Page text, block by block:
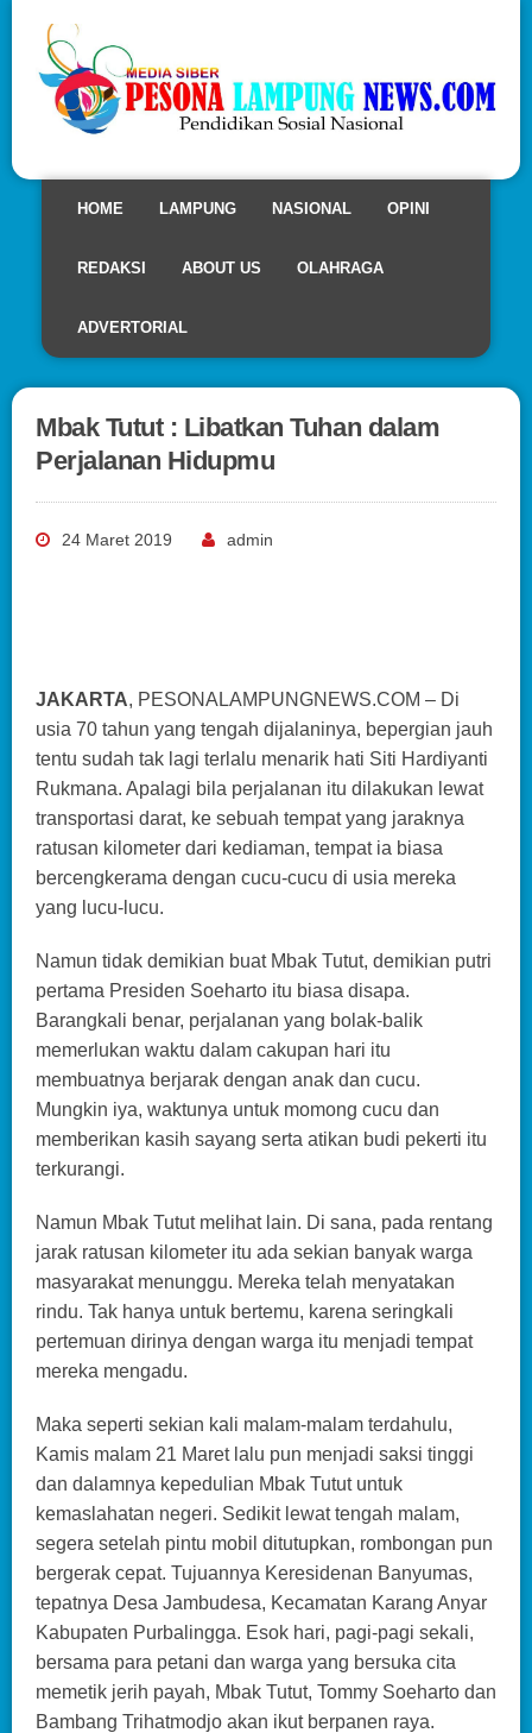
HOME LAMPUNG NASIONAL OPINI
REDAKSI ABOUT US OLAHRAGA
ADVERTORIAL
Mbak Tutut : Libatkan Tuhan dalam
Perjalanan Hidupmu
24 Maret 2019 admin
JAKARTA, PESONALAMPUNGNEWS.COM – Di
usia 70 tahun yang tengah dijalaninya, bepergian jauh
tentu sudah tak lagi terlalu menarik hati Siti Hardiyanti
Rukmana. Apalagi bila perjalanan itu dilakukan lewat
transportasi darat, ke sebuah tempat yang jaraknya
ratusan kilometer dari kediaman, tempat ia biasa
bercengkerama dengan cucu-cucu di usia mereka
yang lucu-lucu.
Namun tidak demikian buat Mbak Tutut, demikian putri
pertama Presiden Soeharto itu biasa disapa.
Barangkali benar, perjalanan yang bolak-balik
memerlukan waktu dalam cakupan hari itu
membuatnya berjarak dengan anak dan cucu.
Mungkin iya, waktunya untuk momong cucu dan
memberikan kasih sayang serta atikan budi pekerti itu
terkurangi.
Namun Mbak Tutut melihat lain. Di sana, pada rentang
jarak ratusan kilometer itu ada sekian banyak warga
masyarakat menunggu. Mereka telah menyatakan
rindu. Tak hanya untuk bertemu, karena seringkali
pertemuan dirinya dengan warga itu menjadi tempat
mereka mengadu.
Maka seperti sekian kali malam-malam terdahulu,
Kamis malam 21 Maret lalu pun menjadi saksi tinggi
dan dalamnya kepedulian Mbak Tutut untuk
kemaslahatan negeri. Sedikit lewat tengah malam,
segera setelah pintu mobil ditutupkan, rombongan pun
bergerak cepat. Tujuannya Keresidenan Banyumas,
tepatnya Desa Jambudesa, Kecamatan Karang Anyar
Kabupaten Purbalingga. Esok hari, pagi-pagi sekali,
bersama para petani dan warga yang bersuka cita
memetik jerih payah, Mbak Tutut, Tommy Soeharto dan
Bambang Trihatmodjo akan ikut berpanen raya.